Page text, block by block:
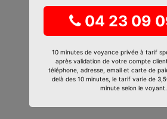
04 23 09
10 minutes de voyance privée à tarif
après validation de votre compte
téléphone, adresse, email et carte de
delà des 10 minutes, le tarif varie de
minute selon le voyant.